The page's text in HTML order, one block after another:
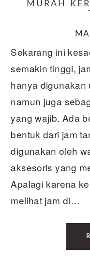
MURAH
Sekarang ini
semakin tinggi,
hanya digunakan
namun juga
yang wajib. Ada
bentuk dari jam
digunakan oleh
aksesoris yang
Apalagi karena
melihat jam di…